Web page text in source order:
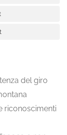
del giro
riconoscimenti